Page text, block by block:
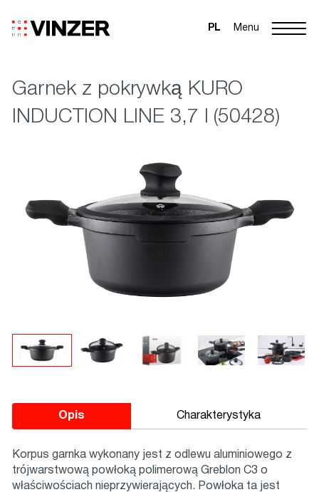
Menu
PL
Garnek z pokrywką KURO
INDUCTION LINE 3,7 l (50428)
Opis Charakterystyka
Korpus garnka wykonany jest z odlewu aluminiowego z
trójwarstwową powłoką polimerową Greblon C3 o
właściwościach nieprzywierających. Powłoka ta jest